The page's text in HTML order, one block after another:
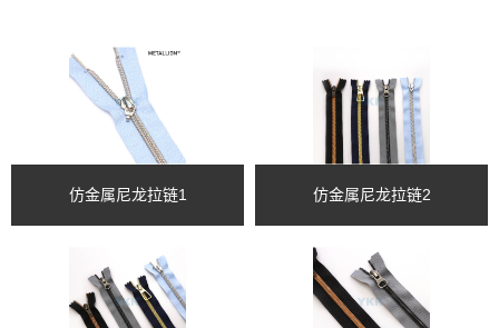
仿金属尼龙拉链1 仿金属尼龙拉链2